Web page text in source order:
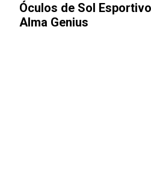
Óculos de Sol
Alma Genius